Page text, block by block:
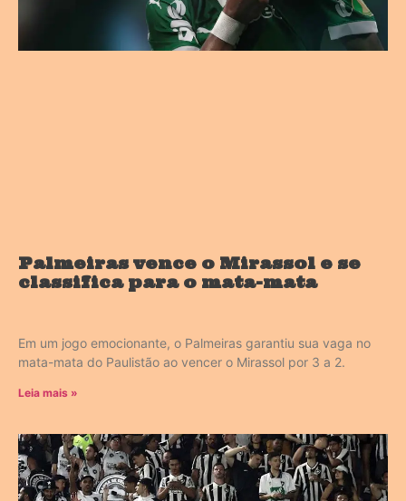
Palmeiras vence o Mirassol e se
classifica para o mata-mata
Em um jogo emocionante, o Palmeiras garantiu sua vaga no
mata-mata do Paulistão ao vencer o Mirassol por 3 a 2.
Leia mais »